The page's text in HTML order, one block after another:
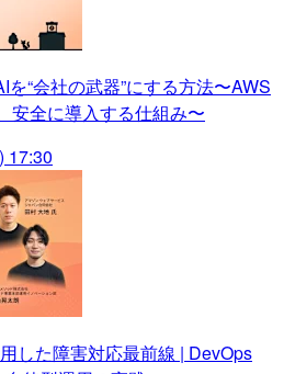
を“会社の武器”にする方法〜AWS
安全に導入する仕組み〜
17:30
した障害対応最前線 | DevOps